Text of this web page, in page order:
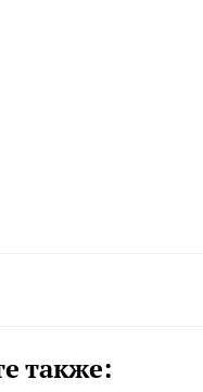
также: